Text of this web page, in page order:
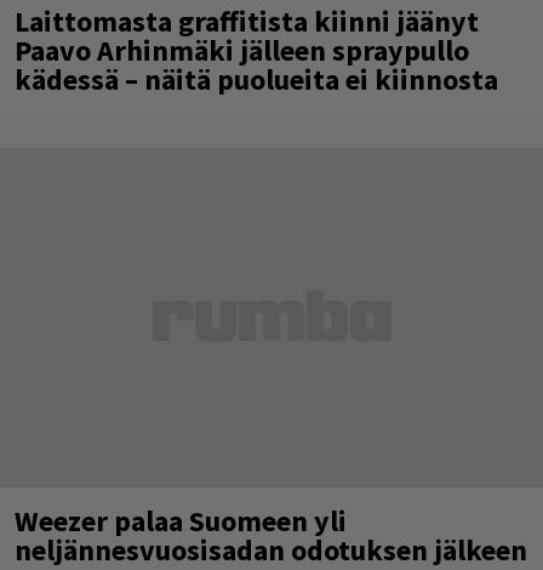
Laittomasta graffitista kiinni jäänyt
Paavo Arhinmäki jälleen spraypullo
kädessä – näitä puolueita ei kiinnosta
Weezer palaa Suomeen yli
neljännesvuosisadan odotuksen jälkeen